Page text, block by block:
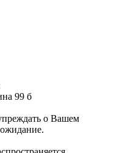
99 б
о Вашем